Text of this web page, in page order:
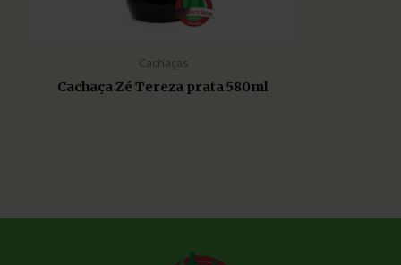
Cachaças
Cachaça Zé Tereza prata 580ml